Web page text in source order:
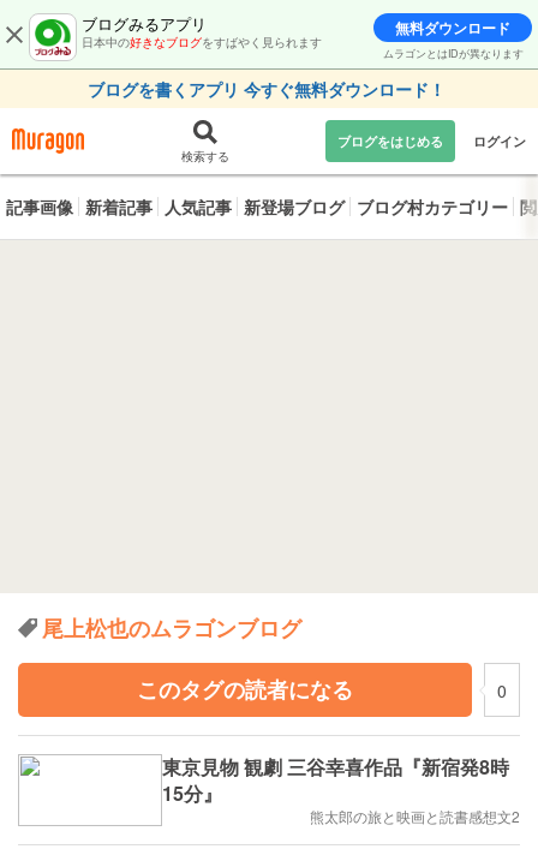
ブログみるアプリ
日本中の好きなブログをすばやく見られます
無料ダウンロード
ムラゴンとはIDが異なります
ブログを書くアプリ 今すぐ無料ダウンロード！
検索する
ブログをはじめる ログイン
記事画像 新着記事 人気記事 新登場ブログ ブログ村カテゴリー
尾上松也のムラゴンブログ
このタグの読者になる
0
東京見物 観劇 三谷幸喜作品『新宿発8時
15分』
熊太郎の旅と映画と読書感想文2